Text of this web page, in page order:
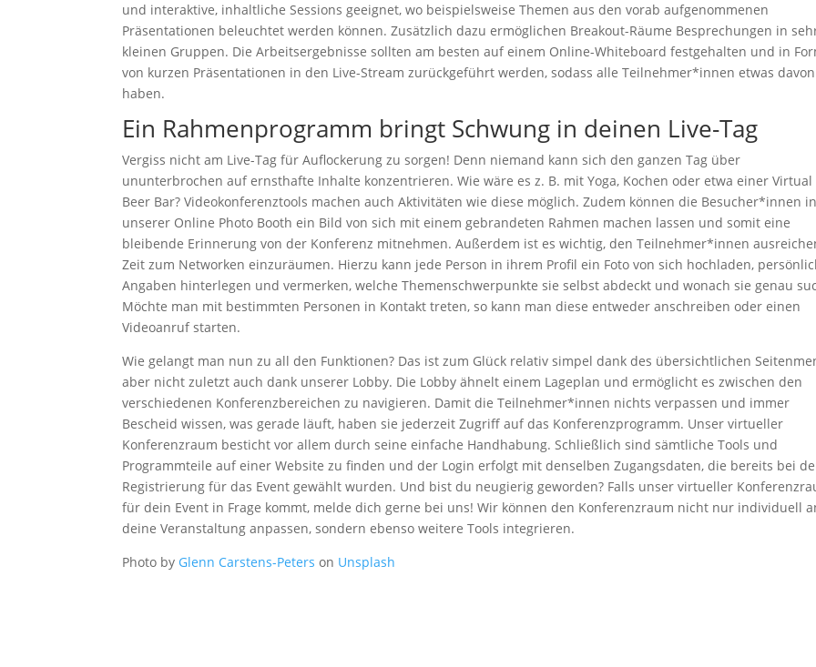
und interaktive, inhaltliche Sessions geeignet, wo beispielsweise Themen aus den vorab aufgenommenen
Präsentationen beleuchtet werden können. Zusätzlich dazu ermöglichen Breakout-Räume Besprechungen in
kleinen Gruppen. Die Arbeitsergebnisse sollten am besten auf einem Online-Whiteboard festgehalten und in
von kurzen Präsentationen in den Live-Stream zurückgeführt werden, sodass alle Teilnehmer*innen etwas davon
haben.
Ein Rahmenprogramm bringt Schwung in deinen Live-Tag
Vergiss nicht am Live-Tag für Auflockerung zu sorgen! Denn niemand kann sich den ganzen Tag über
ununterbrochen auf ernsthafte Inhalte konzentrieren. Wie wäre es z. B. mit Yoga, Kochen oder etwa einer Virtual
Beer Bar? Videokonferenztools machen auch Aktivitäten wie diese möglich. Zudem können die Besucher*innen in
unserer Online Photo Booth ein Bild von sich mit einem gebrandeten Rahmen machen lassen und somit eine
bleibende Erinnerung von der Konferenz mitnehmen. Außerdem ist es wichtig, den Teilnehmer*innen
Zeit zum Networken einzuräumen. Hierzu kann jede Person in ihrem Profil ein Foto von sich hochladen,
Angaben hinterlegen und vermerken, welche Themenschwerpunkte sie selbst abdeckt und wonach sie genau
Möchte man mit bestimmten Personen in Kontakt treten, so kann man diese entweder anschreiben oder einen
Videoanruf starten.
Wie gelangt man nun zu all den Funktionen? Das ist zum Glück relativ simpel dank des übersichtlichen
aber nicht zuletzt auch dank unserer Lobby. Die Lobby ähnelt einem Lageplan und ermöglicht es zwischen den
verschiedenen Konferenzbereichen zu navigieren. Damit die Teilnehmer*innen nichts verpassen und immer
Bescheid wissen, was gerade läuft, haben sie jederzeit Zugriff auf das Konferenzprogramm. Unser virtueller
Konferenzraum besticht vor allem durch seine einfache Handhabung. Schließlich sind sämtliche Tools und
Programmteile auf einer Website zu finden und der Login erfolgt mit denselben Zugangsdaten, die bereits bei
Registrierung für das Event gewählt wurden. Und bist du neugierig geworden? Falls unser virtueller
für dein Event in Frage kommt, melde dich gerne bei uns! Wir können den Konferenzraum nicht nur individuell
deine Veranstaltung anpassen, sondern ebenso weitere Tools integrieren.
Photo by Glenn Carstens-Peters on Unsplash